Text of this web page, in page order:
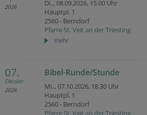
2026
Di.., 08.09.2026, 15.00 Uhr
Hauptpl. 1
2560 - Berndorf
Pfarre St. Veit an der Triesting
mehr
07.
Oktober
2026
Bibel-Runde/Stunde
Mi.., 07.10.2026, 18.30 Uhr
Hauptpl. 1
2560 - Berndorf
Pfarre St. Veit an der Triesting